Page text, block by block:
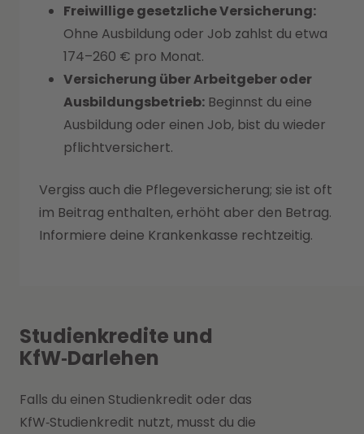
Freiwillige gesetzliche Versicherung:
Ohne Ausbildung oder Job zahlst du etwa
174–260 € pro Monat.
Versicherung über Arbeitgeber oder
Ausbildungsbetrieb: Beginnst du eine
Ausbildung oder einen Job, bist du wieder
pflichtversichert.
Vergiss auch die Pflegeversicherung; sie ist oft
im Beitrag enthalten, erhöht aber den Betrag.
Informiere deine Krankenkasse rechtzeitig.
Studienkredite und
KfW‑Darlehen
Falls du einen Studienkredit oder das
KfW‑Studienkredit nutzt, musst du die